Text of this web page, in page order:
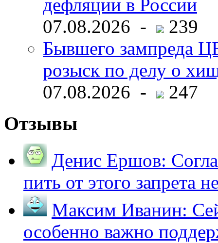
дефляции в России
07.08.2026 -
239
Бывшего зампреда
розыск по делу о
07.08.2026 -
247
Отзывы
Денис Ершов:
пить от этого запрета
Максим Иванин:
особенно важно